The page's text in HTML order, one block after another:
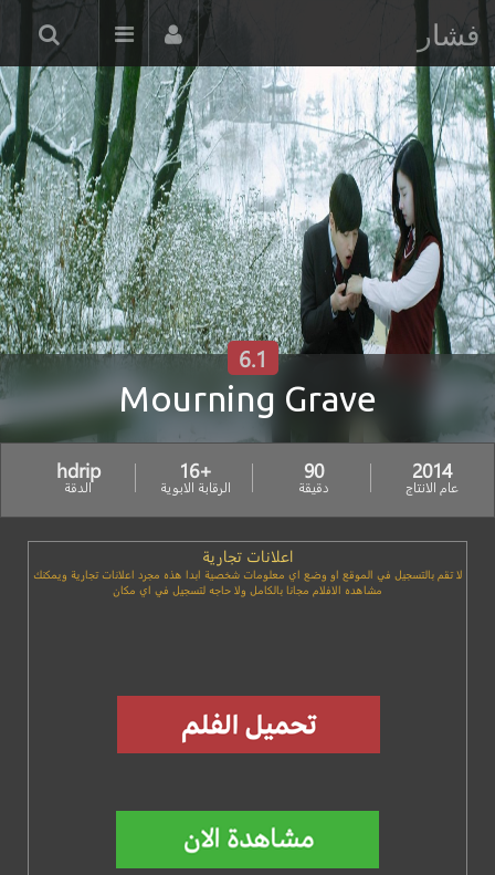
فشار
Mourning Grave
6.1
2014
عام الانتاج
90
دقيقة
+16
الرقابة الابوية
hdrip
الدقة
اعلانات تجارية
لا تقم بالتسجيل في الموقع او وضع اي معلومات شخصية ابدا هذه مجرد اعلانات تجارية ويمكنك
مشاهده الافلام مجانا بالكامل ولا حاجه لتسجيل في اي مكان